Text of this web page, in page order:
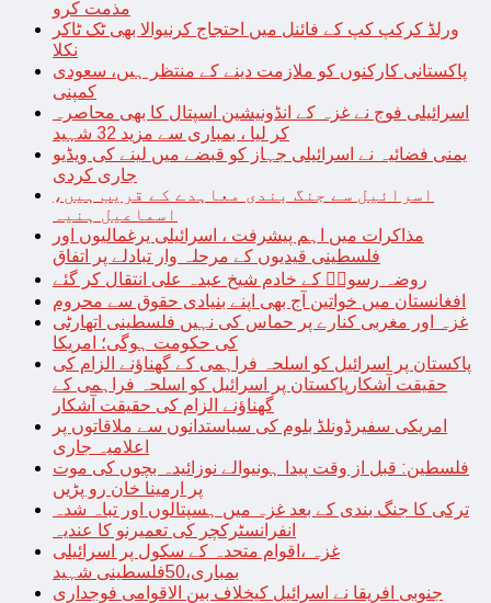
مذمت کرو
ورلڈ کرکپ کپ کے فائنل میں احتجاج کرنیوالا بھی ٹک ٹاکر
نکلا
پاکستانی کارکنوں کو ملازمت دینے کے منتظر ہیں، سعودی
کمپنی
اسرائیلی فوج نے غزہ کے انڈونیشین اسپتال کا بھی محاصرہ
کر لیا ، بمباری سے مزید 32 شہید
یمنی فضائیہ نے اسرائیلی جہاز کو قبضے میں لینے کی ویڈیو
جاری کردی
اسرائیل سے جنگ بندی معاہدے کے قریب ہیں،
اسماعیل ہنیہ
مذاکرات میں اہم پیشرفت ، اسرائیلی یرغمالیوں اور
فلسطینی قیدیوں کے مرحلہ وار تبادلے پر اتفاق
روضہ رسولؐ کے خادم شیخ عبدہ علی انتقال کر گئے
افغانستان میں خواتین آج بھی اپنے بنیادی حقوق سے محروم
غزہ اور مغربی کنارے پر حماس کی نہیں فلسطینی اتھارٹی
کی حکومت ہوگی؛ امریکا
پاکستان پر اسرائیل کو اسلحہ فراہمی کے گھناؤنے الزام کی
حقیقت آشکارپاکستان پر اسرائیل کو اسلحہ فراہمی کے
گھناؤنے الزام کی حقیقت آشکار
امریکی سفیرڈونلڈ بلوم کی سیاستدانوں سے ملاقاتوں پر
اعلامیہ جاری
فلسطین: قبل از وقت پیدا ہونیوالے نوزائیدہ بچوں کی موت
پر ارمینا خان رو پڑیں
ترکی کا جنگ بندی کے بعد غزہ میں ہسپتالوں اور تباہ شدہ
انفرانسٹرکچر کی تعمیرنو کا عندیہ
غزہ ،اقوام متحدہ کے سکول پر اسرائیلی
بمباری،50فلسطینی شہید
جنوبی افریقا نے اسرائیل کیخلاف بین الاقوامی فوجداری